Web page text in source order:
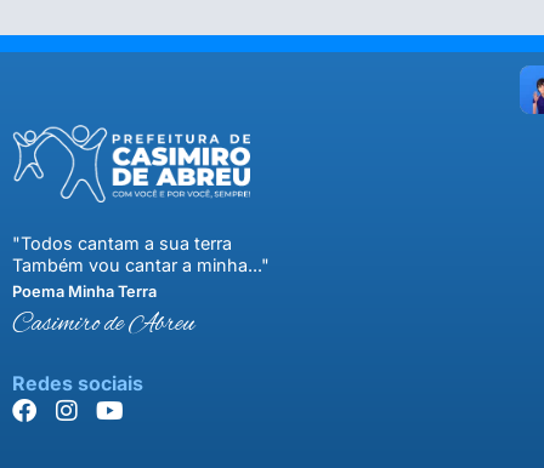
"Todos cantam a sua terra
Também vou cantar a minha..."
Poema Minha Terra
Casimiro de Abreu
Redes sociais